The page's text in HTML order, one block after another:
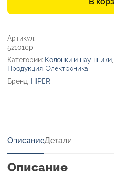
«Mercury
Артикул:
521010p
Категории: Колонки и наушники
Продукция Электроника
Бренд: HIPER
ОписаниеДетали
Описание